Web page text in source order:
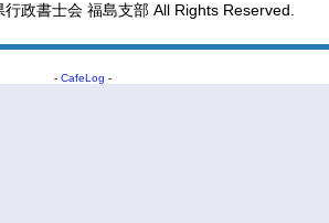
政書士会 福島支部 All Rights Reserved.
- CafeLog -